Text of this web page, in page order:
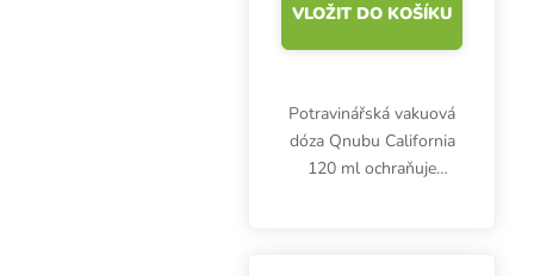
VLOŽIT DO KOŠÍKU
Potravinářská vakuová
dóza Qnubu California
120 ml ochraňuje